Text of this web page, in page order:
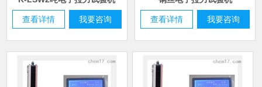
查看详情 我要咨询 查看详情 我要咨询